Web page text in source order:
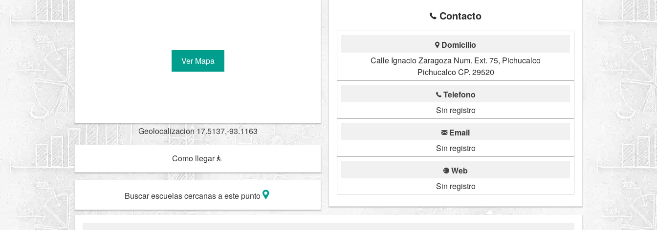
Ver Mapa
Geolocalizacion 17.5137,-93.1163
Como llegar
Buscar escuelas cercanas a este punto
Contacto
Domicilio
Calle Ignacio Zaragoza Num. Ext. 75, Pichucalco
Pichucalco CP. 29520
Telefono
Sin registro
Email
Sin registro
Web
Sin registro